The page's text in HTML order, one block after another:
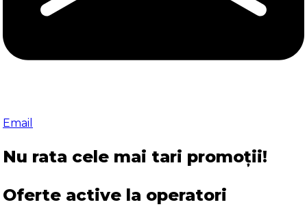
Email
Nu rata cele mai tari promoții!
Oferte active la operatori